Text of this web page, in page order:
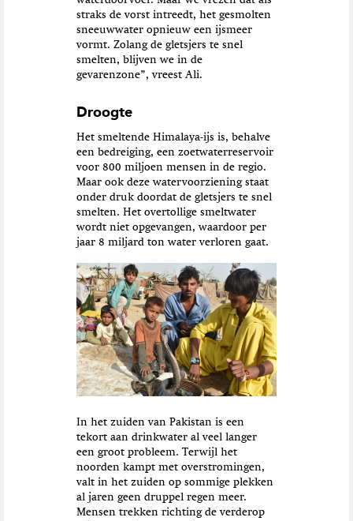
straks de vorst intreedt, het gesmolten
sneeuwwater opnieuw een ijsmeer
vormt. Zolang de gletsjers te snel
smelten, blijven we in de
gevarenzone”, vreest Ali.
Droogte
Het smeltende Himalaya-ijs is, behalve
een bedreiging, een zoetwaterreservoir
voor 800 miljoen mensen in de regio.
Maar ook deze watervoorziening staat
onder druk doordat de gletsjers te snel
smelten. Het overtollige smeltwater
wordt niet opgevangen, waardoor per
jaar 8 miljard ton water verloren gaat.
In het zuiden van Pakistan is een
tekort aan drinkwater al veel langer
een groot probleem. Terwijl het
noorden kampt met overstromingen,
valt in het zuiden op sommige plekken
al jaren geen druppel regen meer.
Mensen trekken richting de verderop